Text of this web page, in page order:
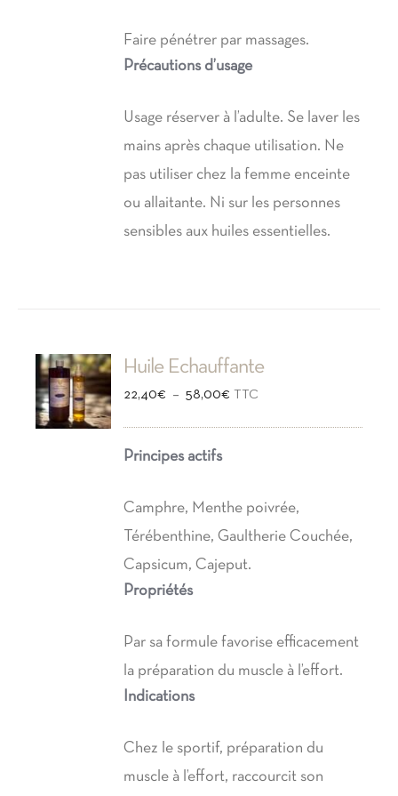
Faire pénétrer par massages.
Précautions d’usage
Usage réserver à l’adulte. Se laver les
mains après chaque utilisation. Ne
pas utiliser chez la femme enceinte
ou allaitante. Ni sur les personnes
sensibles aux huiles essentielles.
CHOIX
DES
OPTIONS
CE
PRODUIT
Huile Echauffante
22,40€ – 58,00€ Plage
à
58,00€
TTC
Principes actifs
Camphre, Menthe poivrée,
Térébenthine, Gaultherie Couchée,
Capsicum, Cajeput.
Propriétés
Par sa formule favorise efficacement
la préparation du muscle à l’effort.
Indications
Chez le sportif, préparation du
muscle à l’effort, raccourcit son